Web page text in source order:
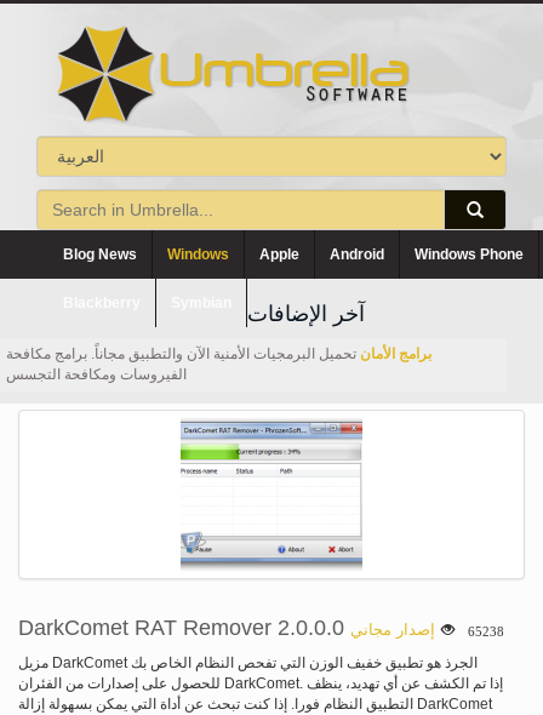
Blog News Windows Apple Android Windows Phone
آخر الإضافات
برامج الأمان تحميل البرمجيات الأمنية الآن والتطبيق مجاناً. برامج مكافحة
الفيروسات ومكافحة التجسس
DarkComet RAT Remover 2.0.0.0 إصدار مجاني 65238
مزيل DarkComet الجرذ هو تطبيق خفيف الوزن التي تفحص النظام الخاص بك
للحصول على إصدارات من الفئران DarkComet. إذا تم الكشف عن أي تهديد، ينظف
التطبيق النظام فورا. إذا كنت تبحث عن أداة التي يمكن بسهولة إزالة DarkComet